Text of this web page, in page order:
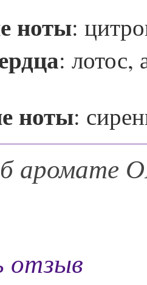
ноты:
: лотос,
ноты:
аромате
отзыв